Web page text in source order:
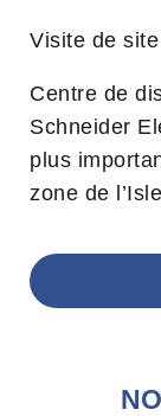
Visite de site
Centre de
Schneider
plus
zone de